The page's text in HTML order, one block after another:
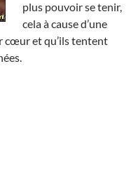
plus pouvoir se tenir,
cela à cause d’une
cœur et qu’ils tentent